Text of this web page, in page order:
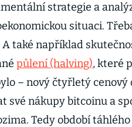
strategie a
situaci.
A také například
půlení (halving), které
– nový čtyřletý
své nákupy bitcoinu a
Tedy období